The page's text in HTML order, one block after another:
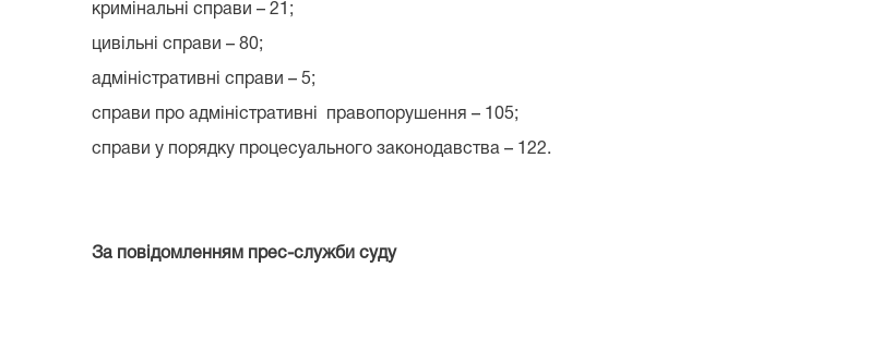
кримінальні справи – 21;
цивільні справи – 80;
адміністративні справи – 5;
справи про адміністративні правопорушення – 105;
справи у порядку процесуального законодавства – 122.
За повідомленням прес-служби суду